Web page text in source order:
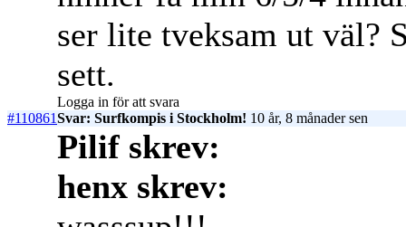
ser lite tveksam ut väl?
sett.
Logga in för att svara
#110861Svar: Surfkompis i Stockholm! 10 år, 8 månader sen
Pilif skrev:
henx skrev: